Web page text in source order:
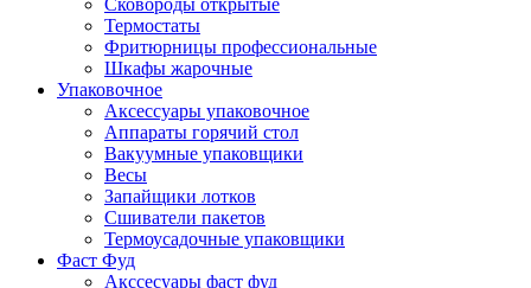
Термостаты
Фритюрницы профессиональные
Шкафы жарочные
Упаковочное
Аксессуары упаковочное
Аппараты горячий стол
Вакуумные упаковщики
Весы
Запайщики лотков
Сшиватели пакетов
Термоусадочные упаковщики
Фаст Фуд
Акссесуары фаст фуд